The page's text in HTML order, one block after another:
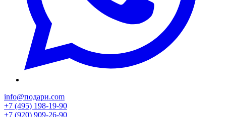
info@подари.com
+7 (495) 198-19-90
+7 (920) 909-26-90